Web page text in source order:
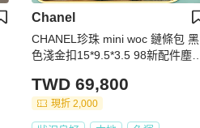
Chanel
CHANEL珍珠 mini woc 鏈條包 黑
色淺金扣15*9.5*3.5 98新配件塵袋
TWD 69,800
現折 2,000